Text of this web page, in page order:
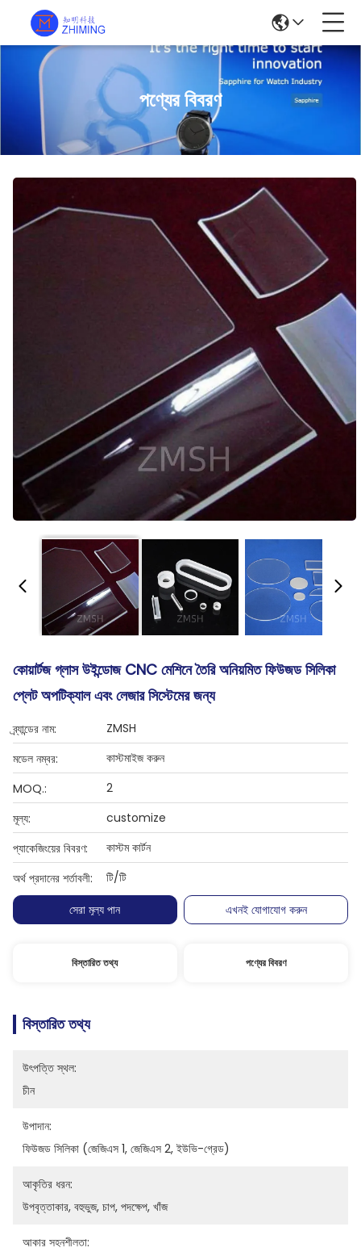
পণ্যের বিবরণ
কোয়ার্টজ গ্লাস উইন্ডোজ CNC মেশিনে তৈরি অনিয়মিত ফিউজড সিলিকা
প্লেট অপটিক্যাল এবং লেজার সিস্টেমের জন্য
ব্র্যান্ডের নাম:
ZMSH
মডেল নম্বর:
কাস্টমাইজ করুন
MOQ.:
2
মূল্য:
customize
প্যাকেজিংয়ের বিবরণ:
কাস্টম কার্টন
অর্থ প্রদানের শর্তাবলী:
টি/টি
সেরা মূল্য পান
এখনই যোগাযোগ করুন
বিস্তারিত তথ্য পণ্যের বিবরণ
বিস্তারিত তথ্য
উৎপত্তি স্থল:
চীন
উপাদান:
ফিউজড সিলিকা (জেজিএস 1, জেজিএস 2, ইউভি-গ্রেড)
আকৃতির ধরন:
উপবৃত্তাকার, বহুভুজ, চাপ, পদক্ষেপ, খাঁজ
আকার সহনশীলতা: